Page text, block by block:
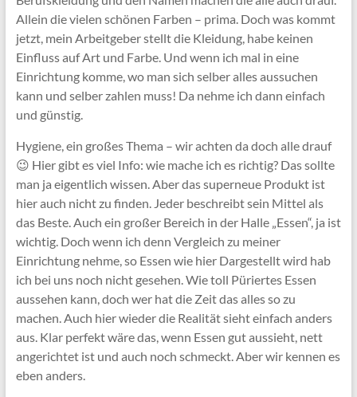
Allein die vielen schönen Farben – prima. Doch was kommt
jetzt, mein Arbeitgeber stellt die Kleidung, habe keinen
Einfluss auf Art und Farbe. Und wenn ich mal in eine
Einrichtung komme, wo man sich selber alles aussuchen
kann und selber zahlen muss! Da nehme ich dann einfach
und günstig.
Hygiene, ein großes Thema – wir achten da doch alle drauf
😉 Hier gibt es viel Info: wie mache ich es richtig? Das sollte
man ja eigentlich wissen. Aber das superneue Produkt ist
hier auch nicht zu finden. Jeder beschreibt sein Mittel als
das Beste. Auch ein großer Bereich in der Halle „Essen“, ja ist
wichtig. Doch wenn ich denn Vergleich zu meiner
Einrichtung nehme, so Essen wie hier Dargestellt wird hab
ich bei uns noch nicht gesehen. Wie toll Püriertes Essen
aussehen kann, doch wer hat die Zeit das alles so zu
machen. Auch hier wieder die Realität sieht einfach anders
aus. Klar perfekt wäre das, wenn Essen gut aussieht, nett
angerichtet ist und auch noch schmeckt. Aber wir kennen es
eben anders.